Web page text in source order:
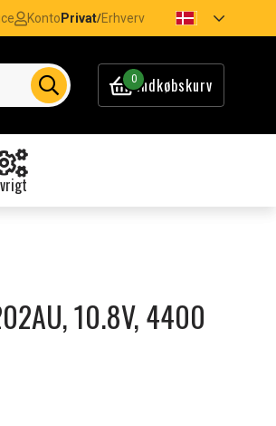
Konto Privat/Erhverv
0Indkøbskurv
10.8V, 4400